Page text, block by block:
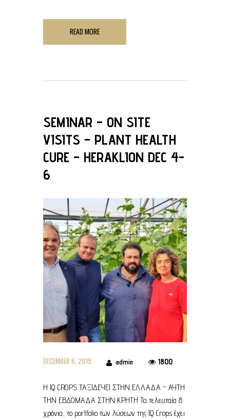
READ MORE
SEMINAR – ON SITE
VISITS – PLANT HEALTH
CURE – HERAKLION DEC 4-
6
DECEMBER 6, 2019 admin 1800
Η IQ CROPS ΤΑΞΙΔΕΥΕΙ ΣΤΗΝ ΕΛΛΑΔΑ – AYTΗ
ΤΗΝ ΕΒΔΟΜΑΔΑ ΣΤΗΝ ΚΡΗΤΗ Τα τελευταία 8
χρόνια, το portfolio των λύσεων της IQ Crops έχει